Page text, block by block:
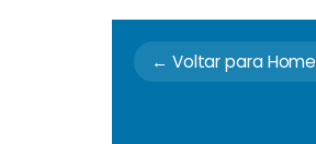
← Voltar para Home